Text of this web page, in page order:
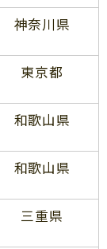
神奈川県
東京都
和歌山県
和歌山県
三重県